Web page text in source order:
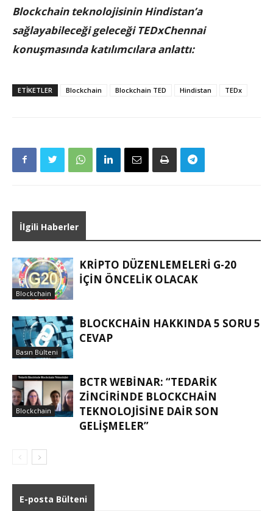
Blockchain teknolojisinin Hindistan’a
sağlayabileceği geleceği TEDxChennai
konuşmasında katılımcılara anlattı:
ETIKETLER Blockchain Blockchain TED Hindistan TEDx
İlgili Haberler
Blockchain
KRIPTO DÜZENLEMELERI G-20
IÇIN ÖNCELIK OLACAK
Basın Bülteni
BLOCKCHAIN HAKKINDA 5 SORU 5
CEVAP
Blockchain
BCTR WEBINAR: “TEDARIK
ZINCIRINDE BLOCKCHAIN
TEKNOLOJISINE DAIR SON
GELIŞMELER”
E-posta Bülteni